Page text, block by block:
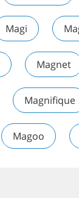
Magi
Magnet
Magnifique
Magoo